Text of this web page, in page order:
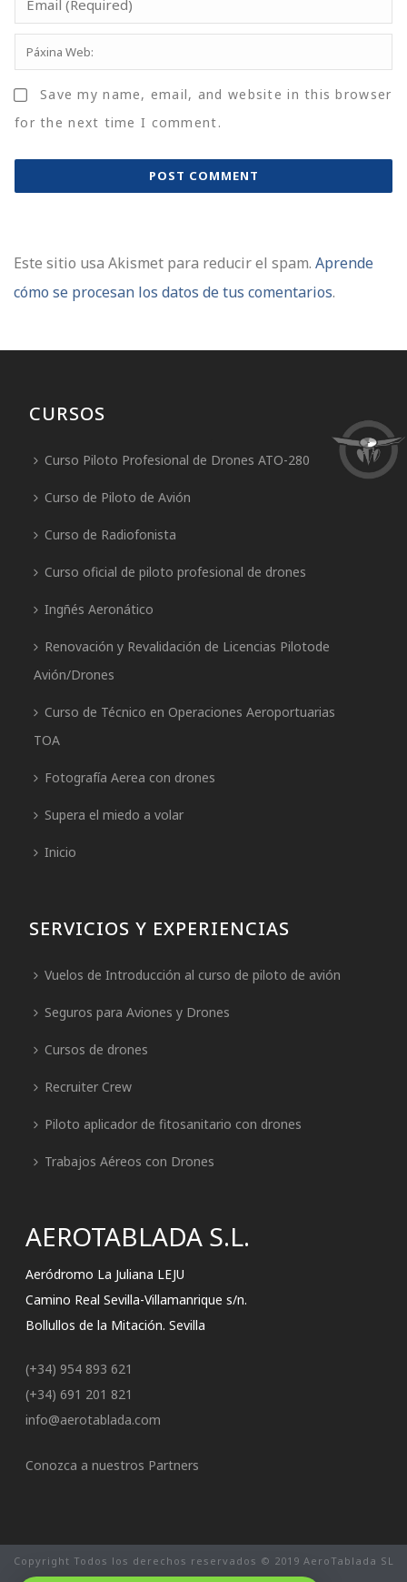
Save my name, email, and website in this browser
for the next time I comment.
Este sitio usa Akismet para reducir el spam. Aprende
cómo se procesan los datos de tus comentarios.
CURSOS
Curso Piloto Profesional de Drones ATO-280
Curso de Piloto de Avión
Curso de Radiofonista
Curso oficial de piloto profesional de drones
Ingñés Aeronático
Renovación y Revalidación de Licencias Pilotode
Avión/Drones
Curso de Técnico en Operaciones Aeroportuarias
TOA
Fotografía Aerea con drones
Supera el miedo a volar
Inicio
SERVICIOS Y EXPERIENCIAS
Vuelos de Introducción al curso de piloto de avión
Seguros para Aviones y Drones
Cursos de drones
Recruiter Crew
Piloto aplicador de fitosanitario con drones
Trabajos Aéreos con Drones
AEROTABLADA S.L.
Aeródromo La Juliana LEJU
Camino Real Sevilla-Villamanrique s/n.
Bollullos de la Mitación. Sevilla
(+34) 954 893 621
(+34) 691 201 821
info@aerotablada.com
Conozca a nuestros Partners
Copyright Todos los derechos reservados © 2019 AeroTablada SL